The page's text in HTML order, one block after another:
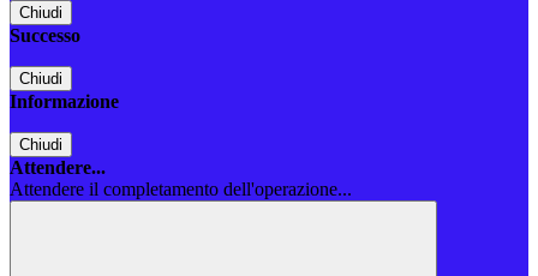
Chiudi
Successo
Chiudi
Informazione
Chiudi
Attendere...
Attendere il completamento dell'operazione...